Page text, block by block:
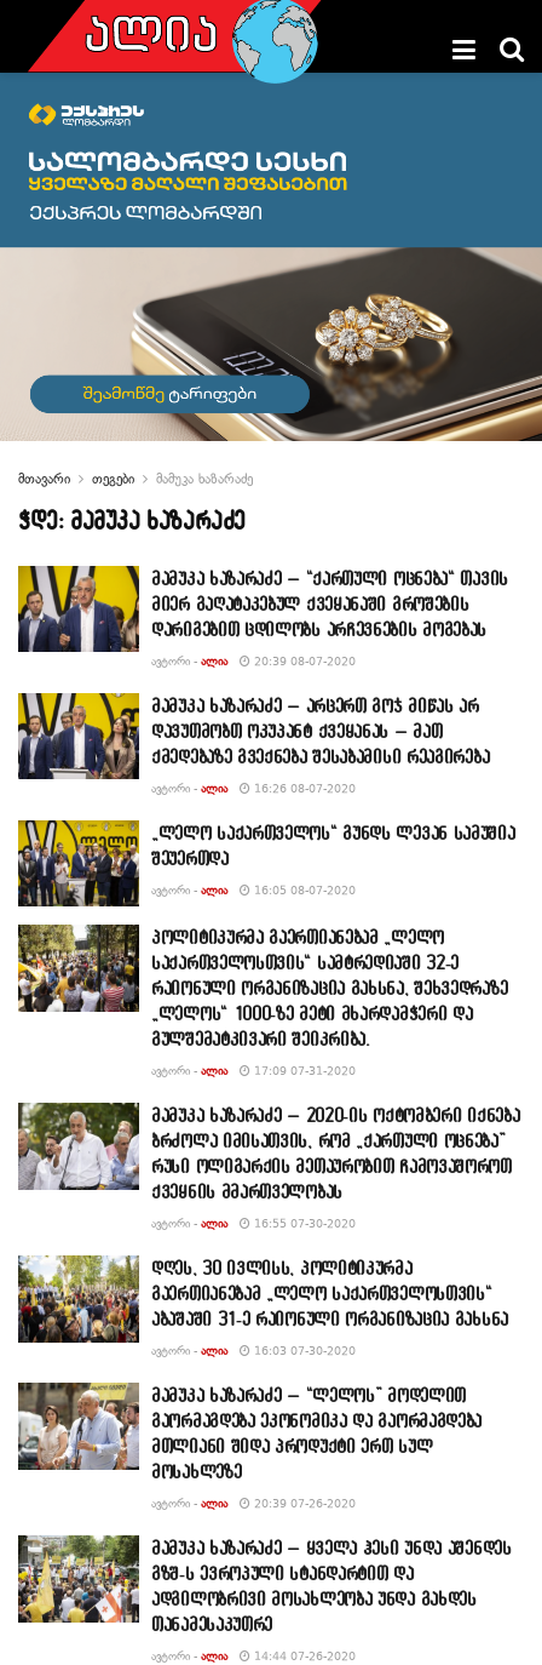
მთავარი თეგები მამუკა ხაზარაძე
ჭდე: მამუკა ხაზარაძე
მამუკა ხაზარაძე – “ქართული ოცნება“ თავის
მიერ გაღატაკებულ ქვეყანაში გროშების
დარიგებით ცდილობს არჩევნების მოგებას
ᲐᲕᲢᲝᲠᲘ - ᲐᲚᲘᲐ 20:39 08-07-2020
მამუკა ხაზარაძე – არცერთ გოჯ მიწას არ
დავუთმობთ ოკუპანტ ქვეყანას – მათ
ქმედებაზე გვექნება შესაბამისი რეაგირება
ᲐᲕᲢᲝᲠᲘ - ᲐᲚᲘᲐ 16:26 08-07-2020
„ლელო საქართველოს“ გუნდს ლევან სამუშია
შეუერთდა
ᲐᲕᲢᲝᲠᲘ - ᲐᲚᲘᲐ 16:05 08-07-2020
პოლიტიკურმა გაერთიანებამ „ლელო
საქართველოსთვის“ სამტრედიაში 32-ე
რაიონული ორგანიზაცია გახსნა, შეხვედრაზე
„ლელოს“ 1000-ზე მეტი მხარდამჭერი და
გულშემატკივარი შეიკრიბა.
ᲐᲕᲢᲝᲠᲘ - ᲐᲚᲘᲐ 17:09 07-31-2020
მამუკა ხაზარაძე – 2020-ის ოქტომბერი იქნება
ბრძოლა იმისათვის, რომ „ქართული ოცნება”
რუსი ოლიგარქის მეთაურობით ჩამოვაშოროთ
ქვეყნის მმართველობას
ᲐᲕᲢᲝᲠᲘ - ᲐᲚᲘᲐ 16:55 07-30-2020
დღეს, 30 ივლისს, პოლიტიკურმა
გაერთიანებამ „ლელო საქართველოსთვის“
აბაშაში 31-ე რაიონული ორგანიზაცია გახსნა
ᲐᲕᲢᲝᲠᲘ - ᲐᲚᲘᲐ 16:03 07-30-2020
მამუკა ხაზარაძე – “ლელოს” მოდელით
გაორმაგდება ეკონომიკა და გაორმაგდება
მთლიანი შიდა პროდუქტი ერთ სულ
მოსახლეზე
ᲐᲕᲢᲝᲠᲘ - ᲐᲚᲘᲐ 20:39 07-26-2020
მამუკა ხაზარაძე – ყველა ჰესი უნდა აშენდეს
გზშ-ს ევროპული სტანდარტით და
ადგილობრივი მოსახლეობა უნდა გახდეს
თანამესაკუთრე
ᲐᲕᲢᲝᲠᲘ - ᲐᲚᲘᲐ 14:44 07-26-2020